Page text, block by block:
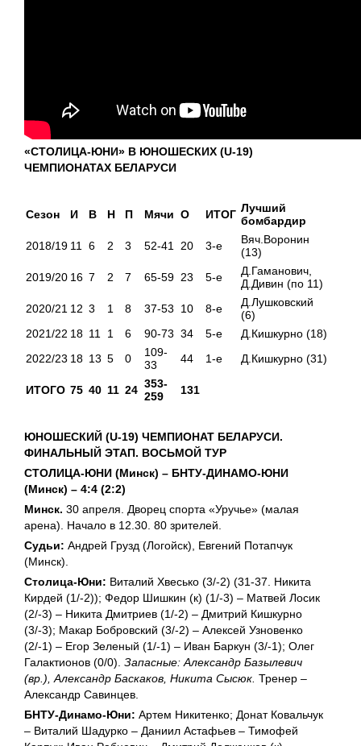
«СТОЛИЦА-ЮНИ» В ЮНОШЕСКИХ (U-19)
ЧЕМПИОНАТАХ БЕЛАРУСИ
Сезон И В Н П Мячи О ИТОГ Лучший
бомбардир
2018/19 11 6 2 3 52-41 20 3-е
Вяч.Воронин
(13)
2019/20 16 7 2 7 65-59 23 5-е
Д.Гаманович,
Д.Дивин (по 11)
2020/21 12 3 1 8 37-53 10 8-е
Д.Лушковский
(6)
2021/22 18 11 1 6 90-73 34 5-е
Д.Кишкурно (18)
2022/23 18 13 5 0
109-
33
44 1-е Д.Кишкурно (31)
ИТОГО 75 40 11 24 353-
259
131
ЮНОШЕСКИЙ (U-19) ЧЕМПИОНАТ БЕЛАРУСИ.
ФИНАЛЬНЫЙ ЭТАП. ВОСЬМОЙ ТУР
СТОЛИЦА-ЮНИ (Минск) – БНТУ-ДИНАМО-ЮНИ
(Минск) – 4:4 (2:2)
Минск. 30 апреля. Дворец спорта «Уручье» (малая
арена). Начало в 12.30. 80 зрителей.
Судьи: Андрей Грузд (Логойск), Евгений Потапчук
(Минск).
Столица-Юни: Виталий Хвесько (3/-2) (31-37. Никита
Кирдей (1/-2)); Федор Шишкин (к) (1/-3) – Матвей Лосик
(2/-3) – Никита Дмитриев (1/-2) – Дмитрий Кишкурно
(3/-3); Макар Бобровский (3/-2) – Алексей Узновенко
(2/-1) – Егор Зеленый (1/-1) – Иван Баркун (3/-1); Олег
Галактионов (0/0). Запасные: Александр Базылевич
(вр.), Александр Баскаков, Никита Сысюк. Тренер –
Александр Савинцев.
БНТУ-Динамо-Юни: Артем Никитенко; Донат Ковальчук
– Виталий Шадурко – Даниил Астафьев – Тимофей